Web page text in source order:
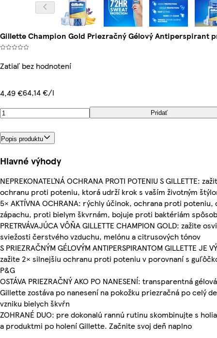
Gillette Champion Gold Priezračný Gélový Antiperspirant
Zatiaľ bez hodnotení
4,49 €64,14 €/l
Pridať
Popis produktu
Hlavné výhody
NEPREKONATEĽNÁ OCHRANA PROTI POTENIU S GILLETTE:
ochranu proti poteniu, ktorá udrží krok s vaším životným
5× AKTÍVNA OCHRANA: rýchly účinok, ochrana proti
zápachu, proti bielym škvrnám, bojuje proti baktériám
PRETRVÁVAJÚCA VÔŇA GILLETTE CHAMPION GOLD: zažite
sviežosti čerstvého vzduchu, melónu a citrusových tónov
S PRIEZRAČNÝM GÉLOVÝM ANTIPERSPIRANTOM GILLETTE JE
zažite 2× silnejšiu ochranu proti poteniu v porovnaní s
P&G
OSTÁVA PRIEZRAČNÝ AKO PO NANESENÍ: transparentná
Gillette zostáva po nanesení na pokožku priezračná po celý
vzniku bielych škvŕn
ZOHRANÉ DUO: pre dokonalú rannú rutinu skombinujte s
a produktmi po holení Gillette. Začnite svoj deň naplno